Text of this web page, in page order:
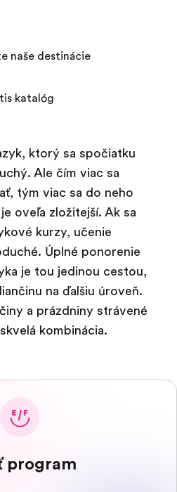
ktorý sa spočiatku
Ale čím viac sa
tým viac sa do neho
oveľa zložitejší. Ak sa
kurzy, učenie
Úplné ponorenie
je tou jedinou cestou,
na ďalšiu úroveň.
a prázdniny strávené
kombinácia.
naše destinácie
katalóg
program